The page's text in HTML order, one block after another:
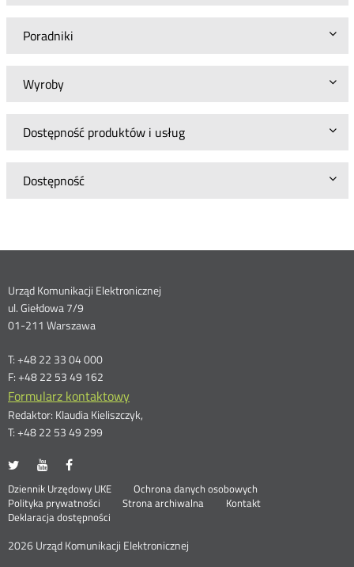
Poradniki
Wyroby
Dostępność produktów i usług
Dostępność
Dane
kontaktowe
Urząd Komunikacji Elektronicznej
ul. Giełdowa 7/9
01-211 Warszawa
T: +48 22 33 04 000
F: +48 22 53 49 162
Formularz kontaktowy
Redaktor: Klaudia Kieliszczyk,
T: +48 22 53 49 299
UKE
portalu
Twitter
Otwórz
nowym
oknie
UKE
portalu
Youtube
Otwórz
nowym
oknie
portalu
Facebook
nowym
oknie
Stopka
menu
Dziennik Urzędowy UKE Otwórz
Ochrona danych osobowych
Polityka prywatności
Otwórz
w
oknie
Strona archiwalna
Kontakt
Deklaracja dostępności
2026 Urząd Komunikacji Elektronicznej